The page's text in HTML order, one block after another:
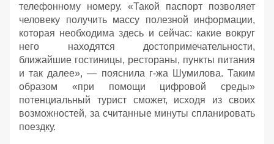
телефонному номеру. «Такой паспорт позволяет
человеку получить массу полезной информации,
которая необходима здесь и сейчас: какие вокруг
него находятся достопримечательности,
ближайшие гостиницы, рестораны, пункты питания
и так далее», — пояснила г-жа Шумилова. Таким
образом «при помощи цифровой среды»
потенциальный турист сможет, исходя из своих
возможностей, за считанные минуты спланировать
поездку.